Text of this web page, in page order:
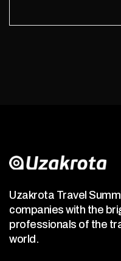
Uzakrota Travel
companies with the
professionals of the
world.